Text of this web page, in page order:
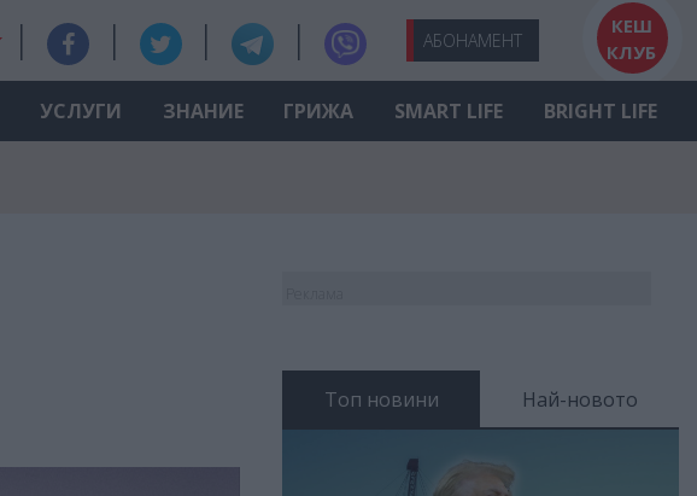
АБОНАМЕНТ
КЕШ
КЛУБ
УСЛУГИ ЗНАНИЕ ГРИЖА SMART LIFE BRIGHT LIFE
Топ новини Най-новото